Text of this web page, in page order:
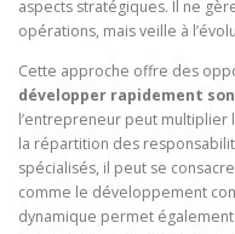
aspects stratégiques. Il ne
opérations, mais veille à
Cette approche offre des
développer rapidement
l’entrepreneur peut multiplier
la répartition des
spécialisés, il peut se
comme le développement
dynamique permet